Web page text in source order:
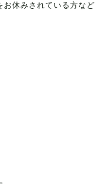
お休みされている方など